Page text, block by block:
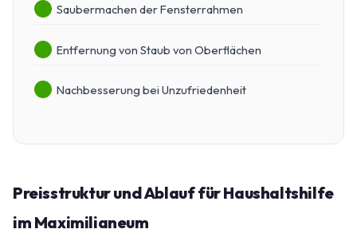
Saubermachen der Fensterrahmen
Entfernung von Staub von Oberflächen
Nachbesserung bei Unzufriedenheit
Preisstruktur und Ablauf für Haushaltshilfe
im Maximilianeum